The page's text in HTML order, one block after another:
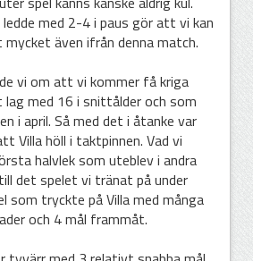
med 2-4 i paus gör att vi kan
även ifrån denna match.
vi om att vi kommer få kriga
med 16 i snittålder och som
i april. Så med det i åtanke var
Villa höll i taktpinnen. Vad vi
halvlek som uteblev i andra
det spelet vi tränat på under
som tryckte på Villa med många
och 4 mål frammåt.